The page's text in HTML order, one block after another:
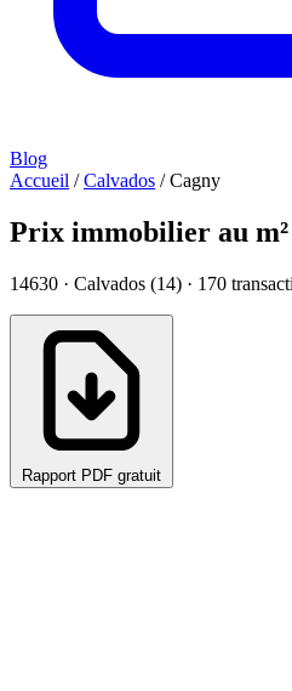
Blog
Accueil / Calvados / Cagny
Prix immobilier au m²
14630 · Calvados (14) · 170
Rapport PDF gratuit